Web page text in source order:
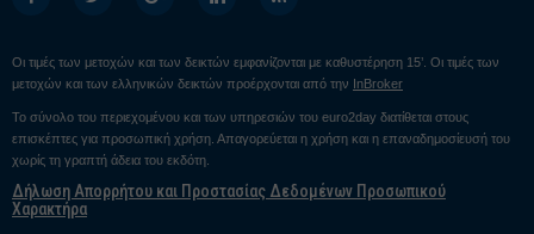
Οι τιμές των μετοχών και των δεικτών εμφανίζονται με καθυστέρηση 15’. Οι τιμές των
μετοχών και των ελληνικών δεικτών προέρχονται από την InBroker
Το σύνολο του περιεχομένου και των υπηρεσιών του euro2day διατίθεται στους
επισκέπτες για προσωπική χρήση. Απαγορεύεται η χρήση και η επαναδημοσίευσή του
χωρίς τη γραπτή άδεια του εκδότη.
Δήλωση Απορρήτου και Προστασίας Δεδομένων Προσωπικού
Χαρακτήρα